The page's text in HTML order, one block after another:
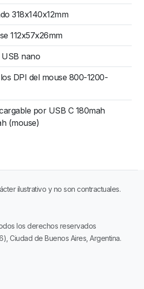
318x140x12mm
112x57x26mm
nano
DPI del mouse 800-1200-
por USB C 180mah
(mouse)
ilustrativo y no son contractuales.
los derechos reservados
Ciudad de Buenos Aires, Argentina.